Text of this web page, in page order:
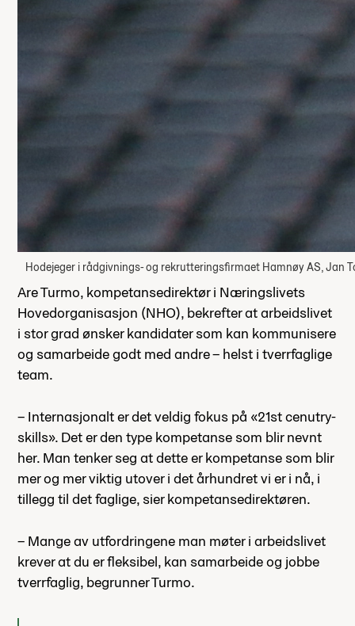
Hodejeger i rådgivnings- og rekrutteringsfirmaet Hamnøy AS, Jan
Are Turmo, kompetansedirektør i Næringslivets
Hovedorganisasjon (NHO), bekrefter at arbeidslivet
i stor grad ønsker kandidater som kan kommunisere
og samarbeide godt med andre – helst i tverrfaglige
team.
– Internasjonalt er det veldig fokus på «21st cenutry-
skills». Det er den type kompetanse som blir nevnt
her. Man tenker seg at dette er kompetanse som blir
mer og mer viktig utover i det århundret vi er i nå, i
tillegg til det faglige, sier kompetansedirektøren.
– Mange av utfordringene man møter i arbeidslivet
krever at du er fleksibel, kan samarbeide og jobbe
tverrfaglig, begrunner Turmo.